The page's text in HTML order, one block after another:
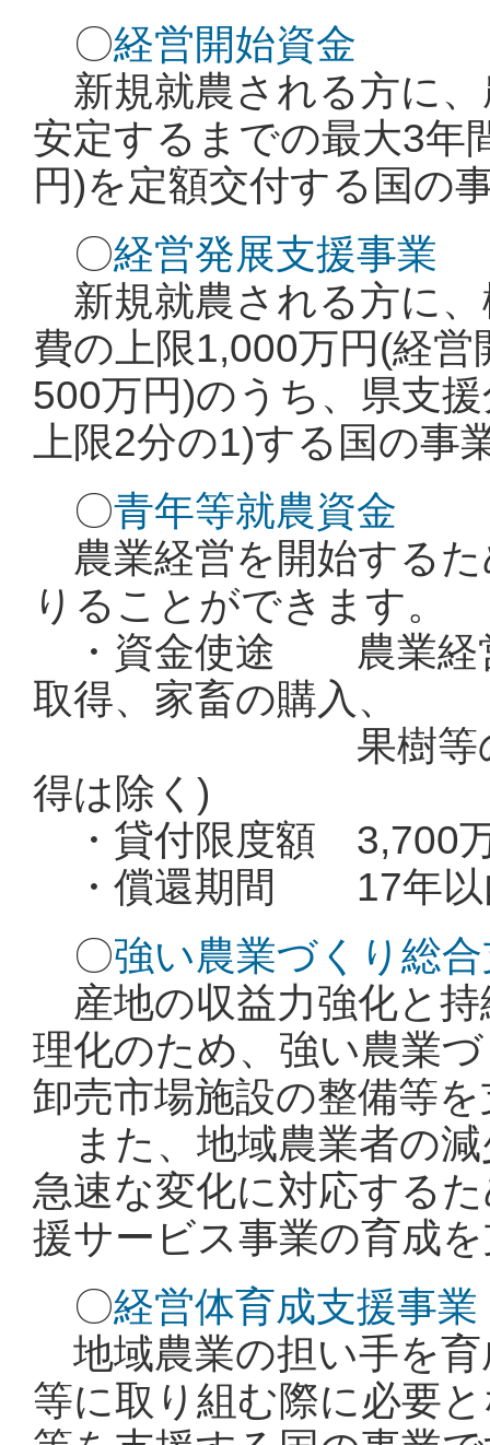
〇経営開始資金
新規就農される方に
安定するまでの最大3年
円)を定額交付する国の
〇経営発展支援事業
新規就農される方に
費の上限1,000万円(経
500万円)のうち、県支
上限2分の1)する国の事
〇青年等就農資金
農業経営を開始する
りることができます。
・資金使途 農業経営
取得、家畜の購入、
果樹等の新植・
得は除く)
・貸付限度額 3,700
・償還期間 17年以
〇強い農業づくり総
産地の収益力強化と持
理化のため、強い農業
卸売市場施設の整備等
また、地域農業者の減
急速な変化に対応する
援サービス事業の育成
〇経営体育成支援事業
地域農業の担い手を
等に取り組む際に必要